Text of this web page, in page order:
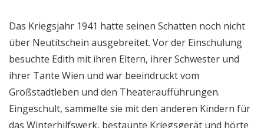
Das Kriegsjahr 1941 hatte seinen Schatten noch nicht
über Neutitschein ausgebreitet. Vor der Einschulung
besuchte Edith mit ihren Eltern, ihrer Schwester und
ihrer Tante Wien und war beeindruckt vom
Großstadtleben und den Theateraufführungen.
Eingeschult, sammelte sie mit den anderen Kindern für
das Winterhilfswerk, bestaunte Kriegsgerät und hörte